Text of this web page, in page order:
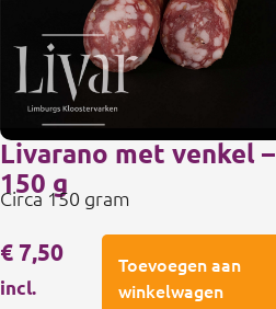
€7,50
incl.
Toevoegen aan
winkelwagen
Livarano met venkel –
150 g
Circa 150 gram